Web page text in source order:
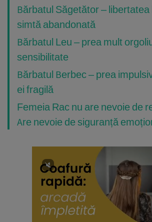
Bărbatul Săgetător – libertatea
simtă abandonată
Bărbatul Leu – prea mult
sensibilitate
Bărbatul Berbec – prea
ei fragilă
Femeia Rac nu are nevoie de
Are nevoie de siguranță